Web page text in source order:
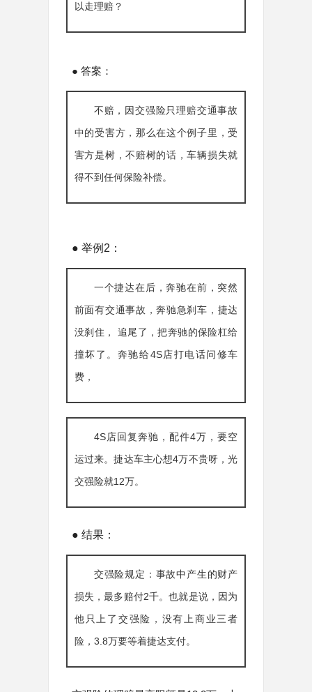
以走理赔？
● 答案：
不赔，因交强险只理赔交通事故
中的受害方，那么在这个例子里，受
害方是树，不赔树的话，车辆损失就
得不到任何保险补偿。
● 举例2：
一个捷达在后，奔驰在前，突然
前面有交通事故，奔驰急刹车，捷达
没刹住， 追尾了，把奔驰的保险杠给
撞坏了。奔驰给4S店打电话问修车
费，
4S店回复奔驰，配件4万，要空
运过来。捷达车主心想4万不贵呀，光
交强险就12万。
● 结果：
交强险规定：事故中产生的财产
损失，最多赔付2千。也就是说，因为
他只上了交强险，没有上商业三者
险，3.8万要等着捷达支付。